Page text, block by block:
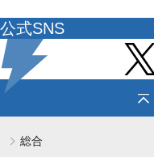
公式SNS
総合